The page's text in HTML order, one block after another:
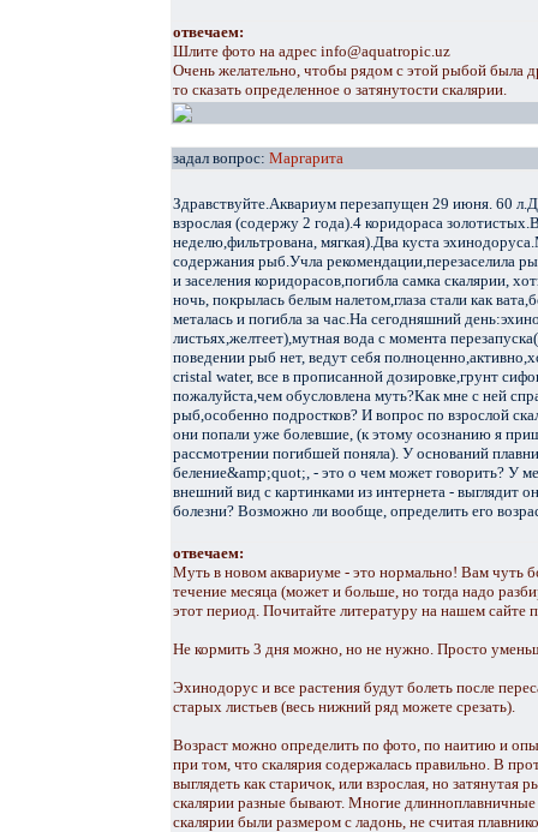
отвечаем:
Шлите фото на адрес info@aquatropic.uz
Очень желательно, чтобы рядом с этой рыбой была
то сказать определенное о затянутости скалярии.
задал вопрос: Маргарита
Здравствуйте.Аквариум перезапущен 29 июня. 60
взрослая (содержу 2 года).4 коридораса
неделю,фильтрована, мягкая).Два куста
содержания рыб.Учла рекомендации,перезаселила
и заселения коридорасов,погибла самка скалярии,
ночь, покрылась белым налетом,глаза стали как
металась и погибла за час.На сегодняшний
листьях,желтеет),мутная вода с момента
поведении рыб нет, ведут себя
cristal water, все в прописанной дозировке,грунт
пожалуйста,чем обусловлена муть?Как мне с ней
рыб,особенно подростков? И вопрос по взрослой
они попали уже болевшие, (к этому осознанию я
рассмотрении погибшей поняла). У оснований
беление&amp;quot;, - это о чем может говорить? У
внешний вид с картинками из интернета - выглядит
болезни? Возможно ли вообще, определить его
отвечаем:
Муть в новом аквариуме - это нормально! Вам чуть
течение месяца (может и больше, но тогда надо
этот период. Почитайте литературу на нашем сайте
Не кормить 3 дня можно, но не нужно. Просто
Эхинодорус и все растения будут болеть после
старых листьев (весь нижний ряд можете срезать).
Возраст можно определить по фото, по наитию и
при том, что скалярия содержалась правильно. В
выглядеть как старичок, или взрослая, но затянутая
скалярии разные бывают. Многие
скалярии были размером с ладонь, не считая